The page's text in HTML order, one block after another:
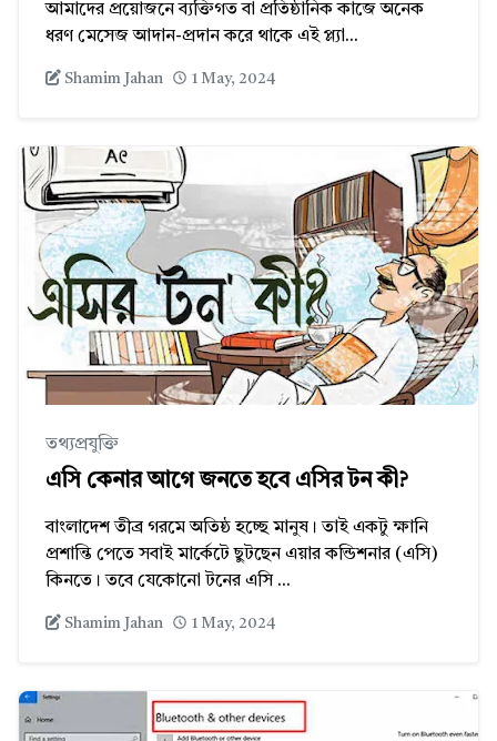
আমাদের প্রয়োজনে ব্যক্তিগত বা প্রতিষ্ঠানিক কাজে অনেক
ধরণ মেসেজ আদান-প্রদান করে থাকে এই প্ল্যা...
Shamim Jahan 1 May, 2024
তথ্যপ্রযুক্তি
এসি কেনার আগে জনতে হবে এসির টন কী?
বাংলাদেশ তীব্র গরমে অতিষ্ঠ হচ্ছে মানুষ। তাই একটু ক্ষানি
প্রশান্তি পেতে সবাই মার্কেটে ছুটছেন এয়ার কন্ডিশনার (এসি)
কিনতে। তবে যেকোনো টনের এসি ...
Shamim Jahan 1 May, 2024